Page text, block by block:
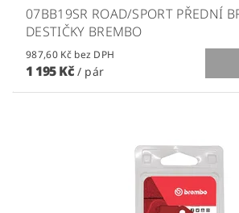
07BB19SR ROAD/SPORT PŘEDNÍ
DESTIČKY BREMBO
987,60 Kč bez DPH
1 195 Kč / pár